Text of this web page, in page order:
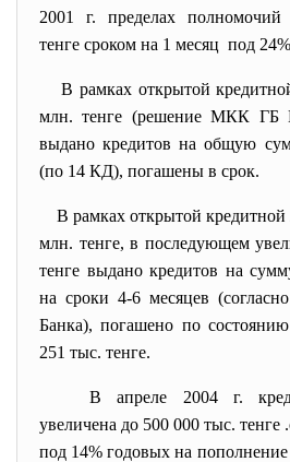
2001 г. пределах
тенге сроком на 1 месяц под
В рамках открытой
млн. тенге (решение МКК ГБ
выдано кредитов на общую
(по 14 КД), погашены в срок.
В рамках открытой
млн. тенге, в последующем
тенге выдано кредитов на
на сроки 4-6 месяцев
Банка), погашено по
251 тыс. тенге.
В апреле 2004 г.
увеличена до 500 000 тыс. тенге
под 14% годовых на